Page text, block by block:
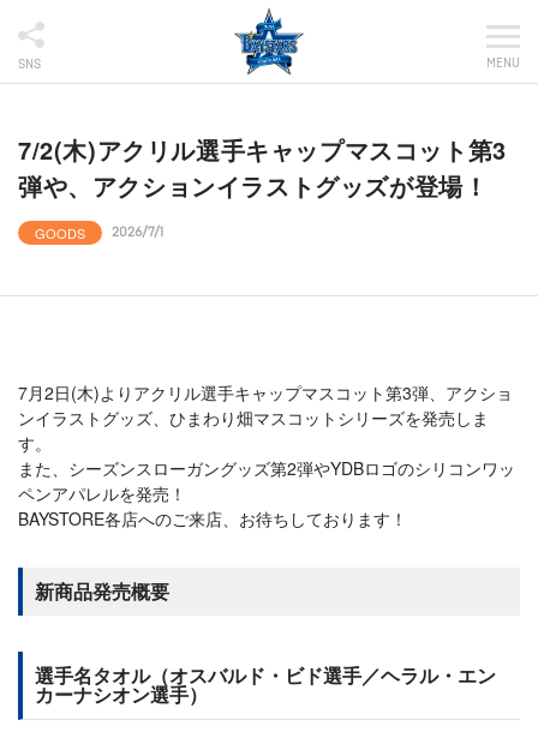
SNS MENU
7/2(木)アクリル選手キャップマスコット第3
弾や、アクションイラストグッズが登場！
GOODS 2026/7/1
7月2日(木)よりアクリル選手キャップマスコット第3弾、アクショ
ンイラストグッズ、ひまわり畑マスコットシリーズを発売しま
す。
また、シーズンスローガングッズ第2弾やYDBロゴのシリコンワッ
ペンアパレルを発売！
BAYSTORE各店へのご来店、お待ちしております！
新商品発売概要
選手名タオル（オスバルド・ビド選手／ヘラル・エン
カーナシオン選手）